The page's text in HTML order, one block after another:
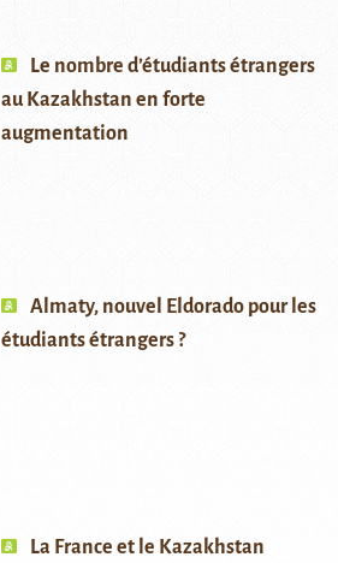
Le nombre d’étudiants étrangers
au Kazakhstan en forte
augmentation
Almaty, nouvel Eldorado pour les
étudiants étrangers ?
La France et le Kazakhstan